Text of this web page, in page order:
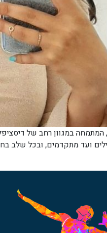
המתמחה במגוון רחב של
ועד מתקדמים, ובכל שלב